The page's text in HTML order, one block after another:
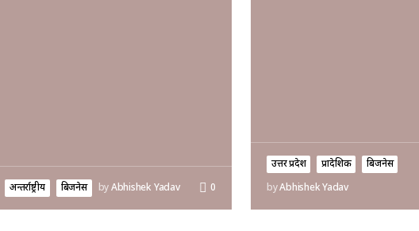
अन्तर्राष्ट्रीय बिजनेस byAbhishek Yadav 0
उत्तर प्रदेश प्रादेशिक
बिजनेस
byAbhishek Yadav